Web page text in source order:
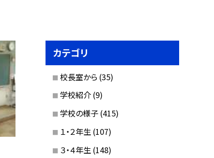
カテゴリ
校長室から (35)
学校紹介 (9)
学校の様子 (415)
１・２年生 (107)
３・４年生 (148)